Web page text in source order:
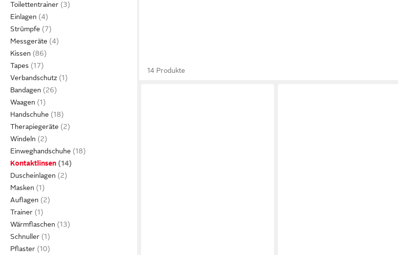
Toilettentrainer
Einlagen
Strümpfe
Messgeräte
Kissen
Tapes
Verbandschutz
Bandagen
Waagen
Handschuhe
Therapiegeräte
Windeln
Einweghandschuhe
Kontaktlinsen
Duscheinlagen
Masken
Auflagen
Trainer
Wärmflaschen
Schnuller
Pflaster
14 Produkte